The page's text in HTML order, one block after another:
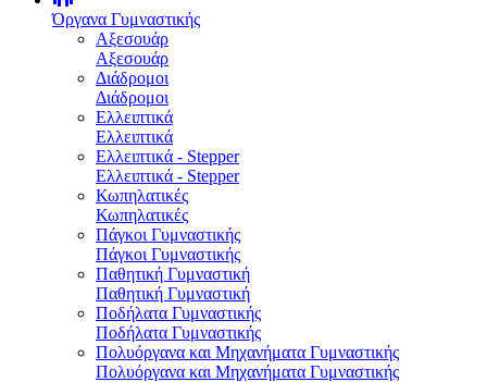
Όργανα Γυμναστικής
Αξεσουάρ
Αξεσουάρ
Διάδρομοι
Διάδρομοι
Ελλειπτικά
Ελλειπτικά
Ελλειπτικά - Stepper
Ελλειπτικά - Stepper
Κωπηλατικές
Κωπηλατικές
Πάγκοι Γυμναστικής
Πάγκοι Γυμναστικής
Παθητική Γυμναστική
Παθητική Γυμναστική
Ποδήλατα Γυμναστικής
Ποδήλατα Γυμναστικής
Πολυόργανα και Μηχανήματα Γυμναστικής
Πολυόργανα και Μηχανήματα Γυμναστικής